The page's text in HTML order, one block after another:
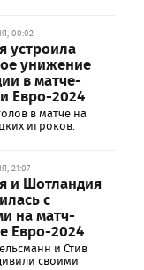
00:02
устроила
унижение
в матче-
Евро-2024
в матче на
игроков.
21:07
и Шотландия
с
на матч-
Евро-2024
и Стив
своими